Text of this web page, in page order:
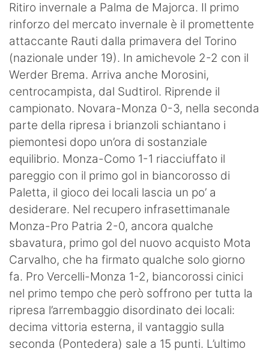
Altri sport
Hockey
Pallanuoto
Pallamano
Altre
News
Turismo
Eventi
Ritiro invernale a Palma de Majorca. Il primo
rinforzo del mercato invernale è il promettente
attaccante Rauti dalla primavera del Torino
(nazionale under 19). In amichevole 2-2 con il
Werder Brema. Arriva anche Morosini,
centrocampista, dal Sudtirol. Riprende il
campionato. Novara-Monza 0-3, nella seconda
parte della ripresa i brianzoli schiantano i
piemontesi dopo un’ora di sostanziale
equilibrio. Monza-Como 1-1 riacciuffato il
pareggio con il primo gol in biancorosso di
Paletta, il gioco dei locali lascia un po’ a
desiderare. Nel recupero infrasettimanale
Monza-Pro Patria 2-0, ancora qualche
sbavatura, primo gol del nuovo acquisto Mota
Carvalho, che ha firmato qualche solo giorno
fa. Pro Vercelli-Monza 1-2, biancorossi cinici
nel primo tempo che però soffrono per tutta la
ripresa l’arrembaggio disordinato dei locali:
decima vittoria esterna, il vantaggio sulla
seconda (Pontedera) sale a 15 punti. L’ultimo